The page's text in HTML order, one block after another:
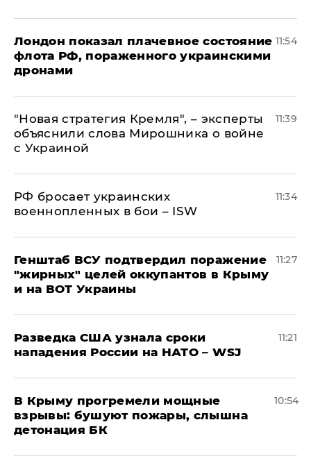
Лондон показал плачевное состояние
флота РФ, пораженного украинскими
дронами
11:54
"Новая стратегия Кремля", – эксперты
объяснили слова Мирошника о войне
с Украиной
11:39
РФ бросает украинских
военнопленных в бои – ISW
11:34
Генштаб ВСУ подтвердил поражение
"жирных" целей оккупантов в Крыму
и на ВОТ Украины
11:27
Разведка США узнала сроки
нападения России на НАТО – WSJ
11:21
В Крыму прогремели мощные
взрывы: бушуют пожары, слышна
детонация БК
10:54